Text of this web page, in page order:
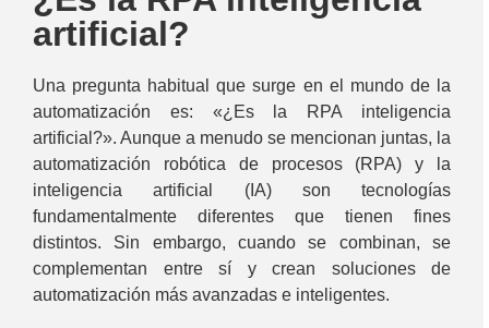
artificial?
Una pregunta habitual que surge en el mundo de la
automatización es: «¿Es la RPA inteligencia
artificial?». Aunque a menudo se mencionan juntas, la
automatización robótica de procesos (RPA) y la
inteligencia artificial (IA) son tecnologías
fundamentalmente diferentes que tienen fines
distintos. Sin embargo, cuando se combinan, se
complementan entre sí y crean soluciones de
automatización más avanzadas e inteligentes.